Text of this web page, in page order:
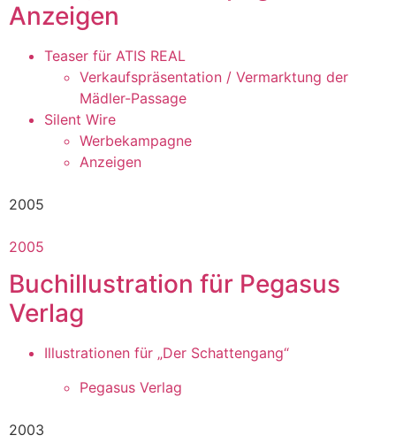
Anzeigen
Teaser für ATIS REAL
Verkaufspräsentation / Vermarktung der
Mädler-Passage
Silent Wire
Werbekampagne
Anzeigen
2005
2005
Buchillustration für Pegasus
Verlag
Illustrationen für „Der Schattengang“
Pegasus Verlag
2003